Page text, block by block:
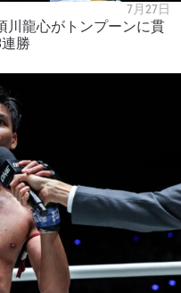
7月27日
川龍心がトンプーンに貫
勝